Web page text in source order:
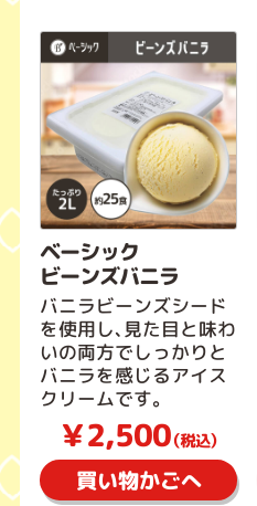
ベーシック
ビーンズバニラ
バニラビーンズシード
を使用し、見た目と味わ
いの両方でしっかりと
バニラを感じるアイス
クリームです。
￥2,500（税込）
買い物かごへ